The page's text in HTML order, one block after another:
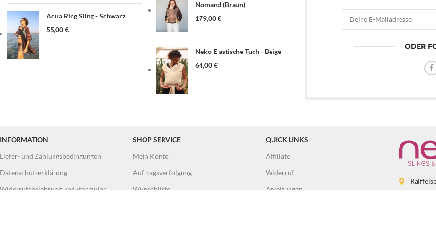
Aqua Ring Sling - Schwarz
55,00€
Nomand (Braun)
179,00€
Neko Elastische Tuch - Beige
64,00€
ODER
INFORMATION
Liefer- und Zahlungsbedingungen
Datenschutzerklärung
Widerrufsbelehrung und -formular
SHOP SERVICE
Mein Konto
Auftragsverfolgung
Wunschliste
QUICK LINKS
Affiliate
Widerruf
Anleitungen